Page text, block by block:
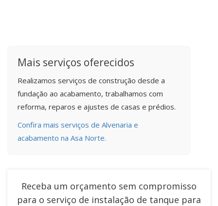
Mais serviços oferecidos
Realizamos serviços de construção desde a
fundação ao acabamento, trabalhamos com
reforma, reparos e ajustes de casas e prédios.
Confira mais serviços de Alvenaria e
acabamento na Asa Norte.
Receba um orçamento sem compromisso
para o serviço de instalação de tanque para